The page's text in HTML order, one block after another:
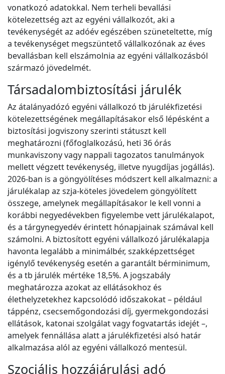
vonatkozó adatokkal. Nem terheli bevallási
kötelezettség azt az egyéni vállalkozót, aki a
tevékenységét az adóév egészében szüneteltette, míg
a tevékenységet megszüntető vállalkozónak az éves
bevallásban kell elszámolnia az egyéni vállalkozásból
származó jövedelmét.
Társadalombiztosítási járulék
Az átalányadózó egyéni vállalkozó tb járulékfizetési
kötelezettségének megállapításakor első lépésként a
biztosítási jogviszony szerinti státuszt kell
meghatározni (főfoglalkozású, heti 36 órás
munkaviszony vagy nappali tagozatos tanulmányok
mellett végzett tevékenység, illetve nyugdíjas jogállás).
2026-ban is a göngyölítéses módszert kell alkalmazni: a
járulékalap az szja-köteles jövedelem göngyölített
összege, amelynek megállapításakor le kell vonni a
korábbi negyedévekben figyelembe vett járulékalapot,
és a tárgynegyedév érintett hónapjainak számával kell
számolni. A biztosított egyéni vállalkozó járulékalapja
havonta legalább a minimálbér, szakképzettséget
igénylő tevékenység esetén a garantált bérminimum,
és a tb járulék mértéke 18,5%. A jogszabály
meghatározza azokat az ellátásokhoz és
élethelyzetekhez kapcsolódó időszakokat – például
táppénz, csecsemőgondozási díj, gyermekgondozási
ellátások, katonai szolgálat vagy fogvatartás idejét –,
amelyek fennállása alatt a járulékfizetési alsó határ
alkalmazása alól az egyéni vállalkozó mentesül.
Szociális hozzájárulási adó